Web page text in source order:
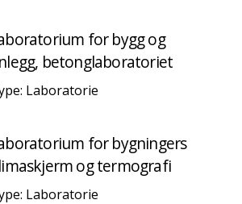
for bygg og
betonglaboratoriet
Laboratorie
for bygningers
og termografi
Laboratorie